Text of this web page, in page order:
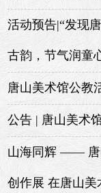
活动预告|“发现
古韵，节气润童
唐山美术馆公教
公告 | 唐山美术
山海同辉 —— 唐
创作展 在唐山美